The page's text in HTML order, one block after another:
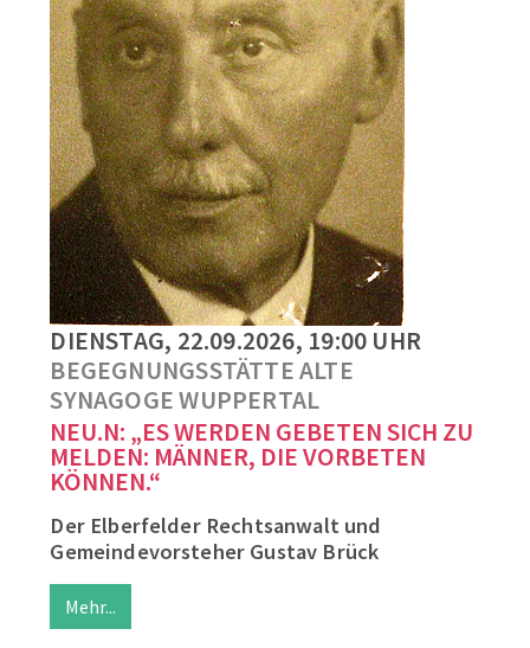
DIENSTAG, 22.09.2026, 19:00 UHR
BEGEGNUNGSSTÄTTE ALTE
SYNAGOGE WUPPERTAL
NEU.N: „ES WERDEN GEBETEN SICH ZU
MELDEN: MÄNNER, DIE VORBETEN
KÖNNEN.“
Der Elberfelder Rechtsanwalt und
Gemeindevorsteher Gustav Brück
Mehr...